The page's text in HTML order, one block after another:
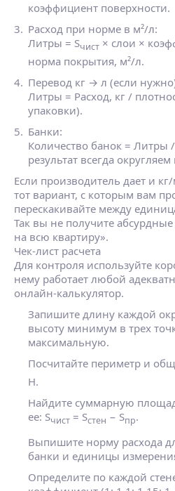
коэффициент поверхности.
Расход при норме в м²/л:
Литры = Sчист × слои ×
норма покрытия, м²/л.
Перевод кг → л (если
Литры = Расход, кг /
упаковки).
Банки:
Количество банок = Литры
результат всегда округляем
Если производитель дает и
тот вариант, с которым вам
перескакивайте между
Так вы не получите
на всю квартиру».
Чек‑лист расчета
Для контроля используйте
нему работает любой
онлайн‑калькулятор.
Запишите длину каждой
высоту минимум в трех
максимальную.
Посчитайте периметр и
H.
Найдите суммарную
ее: Sчист = Sстен − Sпр.
Выпишите норму расхода
банки и единицы
Определите по каждой